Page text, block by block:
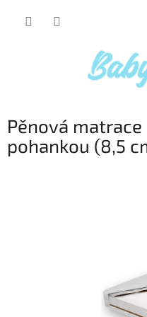
Pěnová
pohankou (8,5